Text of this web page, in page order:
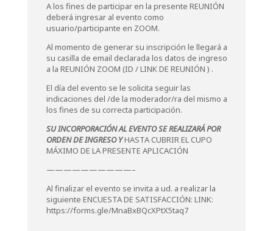
A los fines de participar en la presente REUNIÓN
deberá ingresar al evento como
usuario/participante en ZOOM.
Al momento de generar su inscripción le llegará a
su casilla de email declarada los datos de ingreso
a la REUNIÓN ZOOM (ID / LINK DE REUNIÓN ) .
El día del evento se le solicita seguir las
indicaciones del /de la moderador/ra del mismo a
los fines de su correcta participación.
SU INCORPORACIÓN AL EVENTO SE REALIZARÁ POR
ORDEN DE INGRESO YHASTA CUBRIR EL CUPO
MÁXIMO DE LA PRESENTE APLICACIÓN
——————————–
Al finalizar el evento se invita a ud. a realizar la
siguiente ENCUESTA DE SATISFACCIÓN: LINK:
https://forms.gle/MnaBxBQcXPtX5taq7